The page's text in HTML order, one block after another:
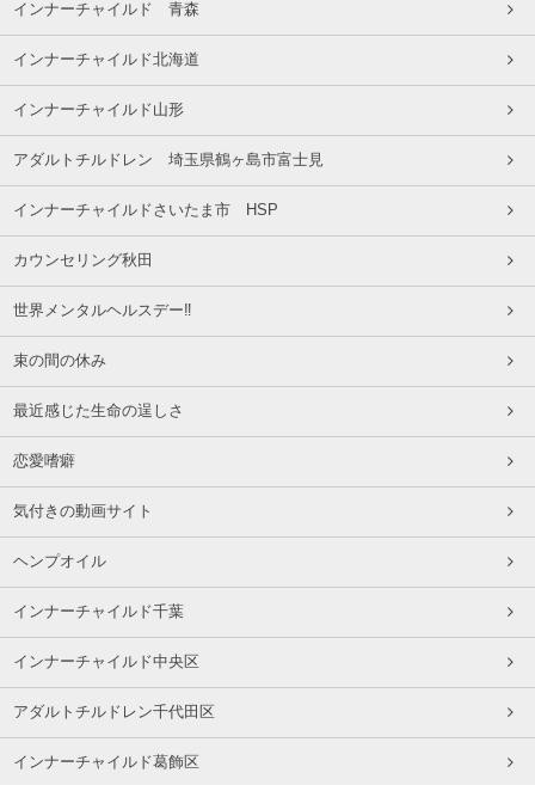
インナーチャイルド 青森
インナーチャイルド北海道
インナーチャイルド山形
アダルトチルドレン 埼玉県鶴ヶ島市富士見
インナーチャイルドさいたま市 HSP
カウンセリング秋田
世界メンタルヘルスデー‼️
束の間の休み
最近感じた生命の逞しさ
恋愛嗜癖
気付きの動画サイト
ヘンプオイル
インナーチャイルド千葉
インナーチャイルド中央区
アダルトチルドレン千代田区
インナーチャイルド葛飾区